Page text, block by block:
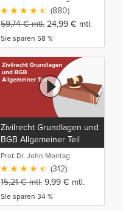
(880)
59,74€mtl. 24,99 € mtl.
Sie sparen 58 %
Zivilrecht Grundlagen und
BGB Allgemeiner Teil
Prof. Dr. John Montag
(312)
15,21€mtl. 9,99 € mtl.
Sie sparen 34 %